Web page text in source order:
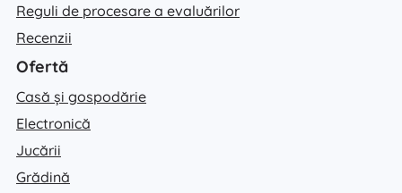
Reguli de procesare a evaluărilor
Recenzii
Ofertă
Casă și gospodărie
Electronică
Jucării
Grădină